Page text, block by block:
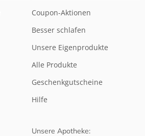
Coupon-Aktionen
Besser schlafen
Unsere Eigenprodukte
Alle Produkte
Geschenkgutscheine
Hilfe
Unsere Apotheke: